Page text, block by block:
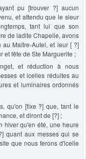
pu [trouver ?] aucun
et attendu que le sieur
tant lui que son
de ladite Chapelle, avons
Maître-Autel, et leur [ ?]
et fête de Ste Marguerite ;
et réduction à nous
et icelles réduites au
et luminaires ordonnés
qu'on [fixe ?] que, tant le
et diront de [?] ;
hiver qu'en été, une heure
quant aux messes qui se
que nous ferons d'icelle